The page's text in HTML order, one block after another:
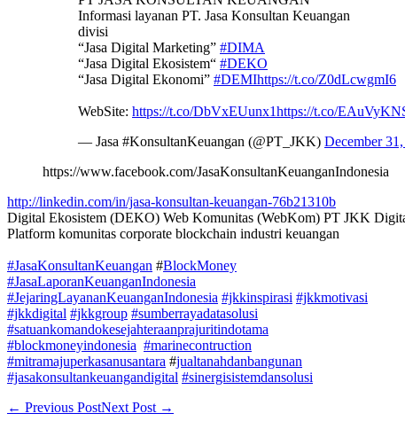
Informasi layanan PT. Jasa Konsultan Keuangan
divisi
“Jasa Digital Marketing” #DIMA
“Jasa Digital Ekosistem“ #DEKO
“Jasa Digital Ekonomi” #DEMIhttps://t.co/Z0dLcwgmI6
WebSite: https://t.co/DbVxEUunx1https://t.co/
— Jasa #KonsultanKeuangan (@PT_JKK) December
https://www.facebook.com/JasaKonsultanKeuanganIndonesia
http://linkedin.com/in/jasa-konsultan-keuangan-76b21310b
Digital Ekosistem (DEKO) Web Komunitas (WebKom) PT JKK
Platform komunitas corporate blockchain industri keuangan
#JasaKonsultanKeuangan #BlockMoney
#JasaLaporanKeuanganIndonesia
#JejaringLayananKeuanganIndonesia #jkkinspirasi #jkkmotivasi
#jkkdigital #jkkgroup #sumberrayadatasolusi
#satuankomandokesejahteraanprajuritindotama
#blockmoneyindonesia #marinecontruction
#mitramajuperkasanusantara #jualtanahdanbangunan
#jasakonsultankeuangandigital #sinergisistemdansolusi
Post
← Previous PostNext Post →